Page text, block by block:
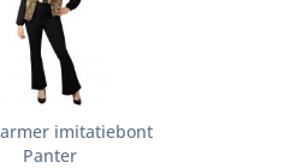
imitatiebont
Panter